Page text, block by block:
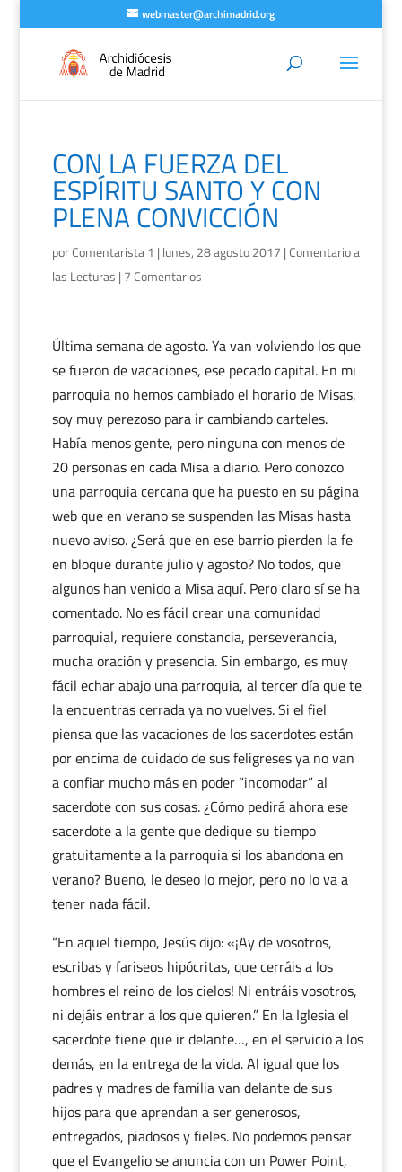
webmaster@archimadrid.org
CON LA FUERZA DEL
ESPÍRITU SANTO Y CON
PLENA CONVICCIÓN
porComentarista 1 | lunes, 28 agosto 2017 |Comentario a
las Lecturas | 7 Comentarios
Última semana de agosto. Ya van volviendo los que
se fueron de vacaciones, ese pecado capital. En mi
parroquia no hemos cambiado el horario de Misas,
soy muy perezoso para ir cambiando carteles.
Había menos gente, pero ninguna con menos de
20 personas en cada Misa a diario. Pero conozco
una parroquia cercana que ha puesto en su página
web que en verano se suspenden las Misas hasta
nuevo aviso. ¿Será que en ese barrio pierden la fe
en bloque durante julio y agosto? No todos, que
algunos han venido a Misa aquí. Pero claro sí se ha
comentado. No es fácil crear una comunidad
parroquial, requiere constancia, perseverancia,
mucha oración y presencia. Sin embargo, es muy
fácil echar abajo una parroquia, al tercer día que te
la encuentras cerrada ya no vuelves. Si el fiel
piensa que las vacaciones de los sacerdotes están
por encima de cuidado de sus feligreses ya no van
a confiar mucho más en poder “incomodar” al
sacerdote con sus cosas. ¿Cómo pedirá ahora ese
sacerdote a la gente que dedique su tiempo
gratuitamente a la parroquia si los abandona en
verano? Bueno, le deseo lo mejor, pero no lo va a
tener nada fácil.
“En aquel tiempo, Jesús dijo: «¡Ay de vosotros,
escribas y fariseos hipócritas, que cerráis a los
hombres el reino de los cielos! Ni entráis vosotros,
ni dejáis entrar a los que quieren.” En la Iglesia el
sacerdote tiene que ir delante…, en el servicio a los
demás, en la entrega de la vida. Al igual que los
padres y madres de familia van delante de sus
hijos para que aprendan a ser generosos,
entregados, piadosos y fieles. No podemos pensar
que el Evangelio se anuncia con un Power Point,